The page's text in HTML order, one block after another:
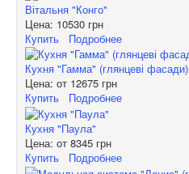
Вітальня "Конго"
Цена: 10530 грн
Купить
Подробнее
Кухня "Гамма" (глянцеві фасади)
Цена: от 12675 грн
Купить
Подробнее
Кухня "Паула"
Цена: от 8345 грн
Купить
Подробнее